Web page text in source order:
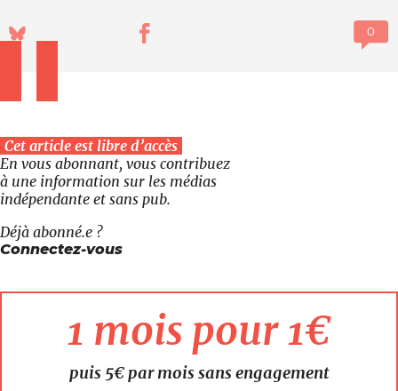
Cet article est libre d’accès
En vous abonnant, vous contribuez
à une information sur les médias
indépendante et sans pub.
Déjà abonné.e ?
Connectez-vous
1 mois pour 1€
puis 5€ par mois sans engagement